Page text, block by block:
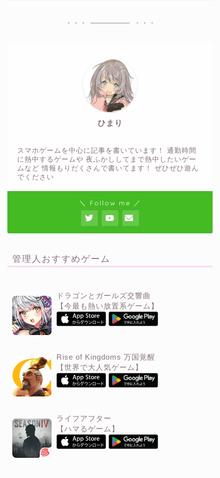
ひまり
スマホゲームを中心に記事を書いています！ 通勤時間
に熱中するゲームや 夜ふかししてまで熱中したいゲー
ムなど 情報もりだくさんで書いてます！ ぜひぜひ遊ん
でください
＼ Follow me ／
管理人おすすめゲーム
ドラゴンとガールズ交響曲
【今最も熱い放置系ゲーム】
Rise of Kingdoms 万国覚醒
【世界で大人気ゲーム】
ライフアフター
【ハマるゲーム】